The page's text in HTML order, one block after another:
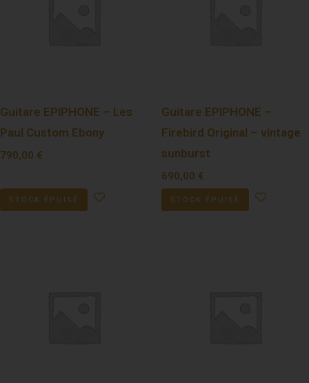
Guitare EPIPHONE – Les
Paul Custom Ebony
790,00 €
STOCK ÉPUISÉ
Guitare EPIPHONE –
Firebird Original – vintage
sunburst
690,00 €
STOCK ÉPUISÉ